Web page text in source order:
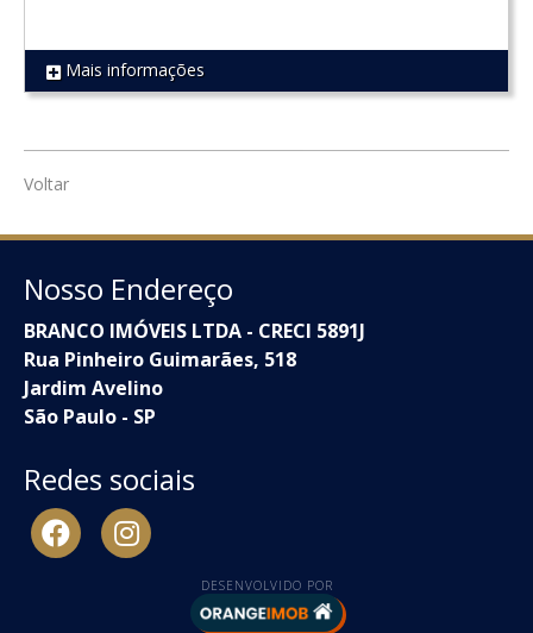
REF 1785
Mais informações
Voltar
Nosso Endereço
BRANCO IMÓVEIS LTDA - CRECI 5891J
Rua Pinheiro Guimarães, 518
Jardim Avelino
São Paulo - SP
Redes sociais
DESENVOLVIDO POR